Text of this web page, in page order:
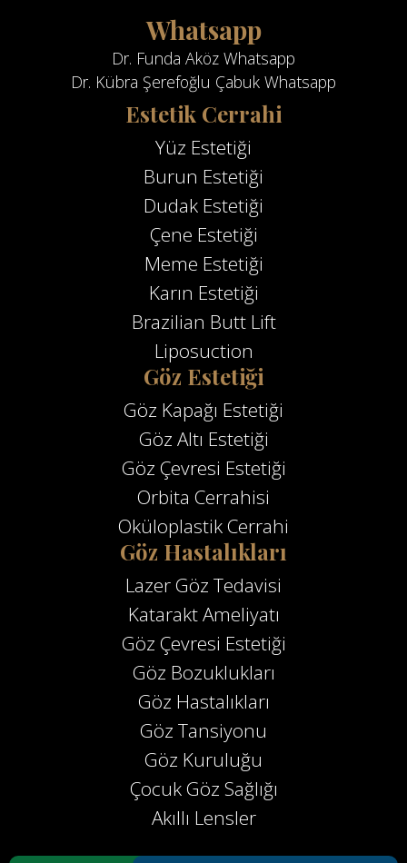
Whatsapp
Dr. Funda Aköz Whatsapp
Dr. Kübra Şerefoğlu Çabuk Whatsapp
Estetik Cerrahi
Yüz Estetiği
Burun Estetiği
Dudak Estetiği
Çene Estetiği
Meme Estetiği
Karın Estetiği
Brazilian Butt Lift
Liposuction
Göz Estetiği
Göz Kapağı Estetiği
Göz Altı Estetiği
Göz Çevresi Estetiği
Orbita Cerrahisi
Oküloplastik Cerrahi
Göz Hastalıkları
Lazer Göz Tedavisi
Katarakt Ameliyatı
Göz Çevresi Estetiği
Göz Bozuklukları
Göz Hastalıkları
Göz Tansiyonu
Göz Kuruluğu
Çocuk Göz Sağlığı
Akıllı Lensler